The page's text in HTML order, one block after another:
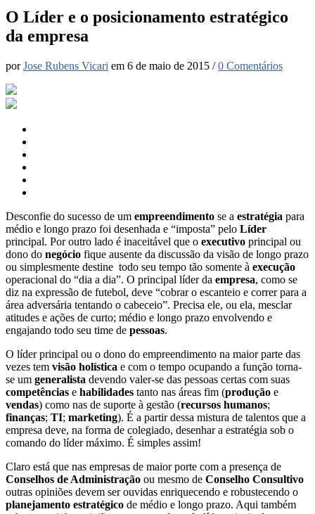
O Líder e o posicionamento estratégico
da empresa
porJose Rubens Vicari em 6 de maio de 2015 /0 Comentários
Desconfie do sucesso de um empreendimento se a estratégia para
médio e longo prazo foi desenhada e “imposta” pelo Líder
principal. Por outro lado é inaceitável que o executivo principal ou
dono do negócio fique ausente da discussão da visão de longo prazo
ou simplesmente destine todo seu tempo tão somente à execução
operacional do “dia a dia”. O principal líder da empresa, como se
diz na expressão de futebol, deve “cobrar o escanteio e correr para a
área adversária tentando o cabeceio”. Precisa ele, ou ela, mesclar
atitudes e ações de curto; médio e longo prazo envolvendo e
engajando todo seu time de pessoas.
O líder principal ou o dono do empreendimento na maior parte das
vezes tem visão holística e com o tempo ocupando a função torna-
se um generalista devendo valer-se das pessoas certas com suas
competências e habilidades tanto nas áreas fim (produção e
vendas) como nas de suporte à gestão (recursos humanos;
finanças; TI; marketing). É a partir dessa mistura de talentos que a
empresa deve, na forma de colegiado, desenhar a estratégia sob o
comando do líder máximo. É simples assim!
Claro está que nas empresas de maior porte com a presença de
Conselhos de Administração ou mesmo de Conselho Consultivo
outras opiniões devem ser ouvidas enriquecendo e robustecendo o
planejamento estratégico de médio e longo prazo. Aqui também